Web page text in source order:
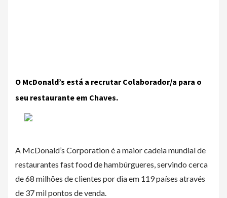
O McDonald’s está a recrutar Colaborador/a para o
seu restaurante em Chaves.
A McDonald’s Corporation é a maior cadeia mundial de
restaurantes fast food de hambúrgueres, servindo cerca
de 68 milhões de clientes por dia em 119 países através
de 37 mil pontos de venda.